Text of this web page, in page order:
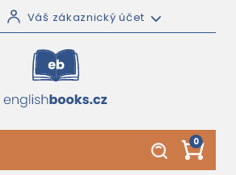
Váš zákaznický účet
0